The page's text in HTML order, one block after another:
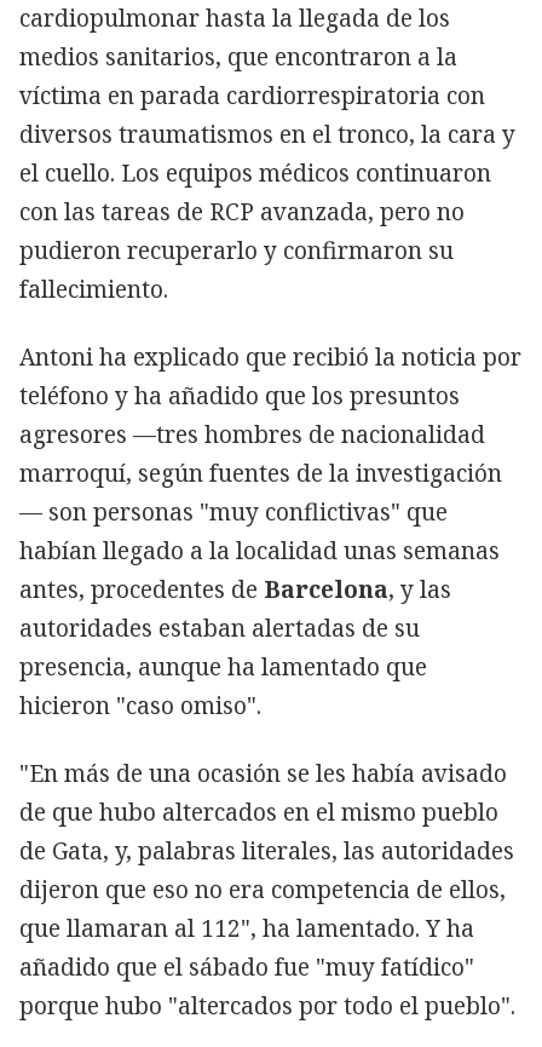
cardiopulmonar hasta la llegada de los
medios sanitarios, que encontraron a la
víctima en parada cardiorrespiratoria con
diversos traumatismos en el tronco, la cara y
el cuello. Los equipos médicos continuaron
con las tareas de RCP avanzada, pero no
pudieron recuperarlo y confirmaron su
fallecimiento.
Antoni ha explicado que recibió la noticia por
teléfono y ha añadido que los presuntos
agresores —tres hombres de nacionalidad
marroquí, según fuentes de la investigación
— son personas "muy conflictivas" que
habían llegado a la localidad unas semanas
antes, procedentes de Barcelona, y las
autoridades estaban alertadas de su
presencia, aunque ha lamentado que
hicieron "caso omiso".
"En más de una ocasión se les había avisado
de que hubo altercados en el mismo pueblo
de Gata, y, palabras literales, las autoridades
dijeron que eso no era competencia de ellos,
que llamaran al 112", ha lamentado. Y ha
añadido que el sábado fue "muy fatídico"
porque hubo "altercados por todo el pueblo".